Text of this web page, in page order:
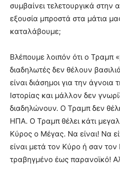
συμβαίνει τελετουργικά στην
εξουσία μπροστά στα μάτια
καταλάβουμε;
Βλέπουμε λοιπόν ότι ο Τραμπ
διαδηλωτές δεν θέλουν
είναι διάσημοι για την άγνοια
Ιστορίας και μάλλον δεν
διαδηλώνουν. Ο Τραμπ δεν
ΗΠΑ. Ο Τραμπ θέλει κάτι
Κύρος ο Μέγας. Να είναι! Να
είναι μετά τον Κύρο ή σαν τον
τραβηγμένο έως παρανοϊκό!